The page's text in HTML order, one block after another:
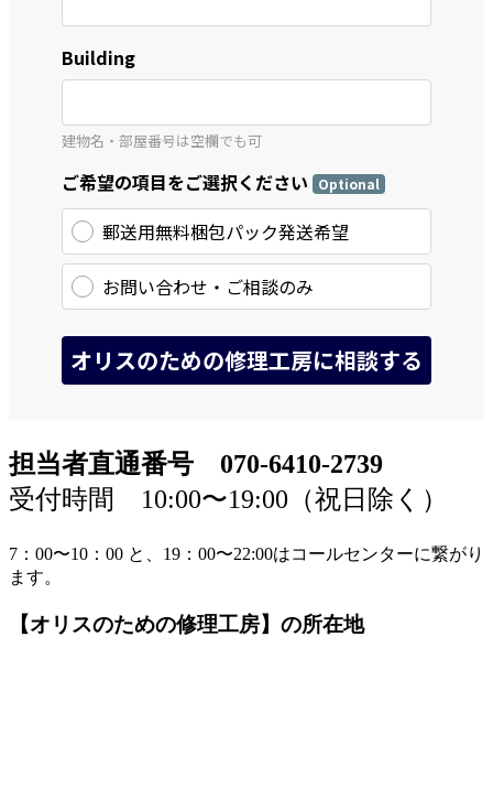
担当者直通番号 070-6410-2739
受付時間 10:00〜19:00（祝日除く）
7：00〜10：00 と、19：00〜22:00はコールセンターに繋がり
ます。
【オリスのための修理工房】の所在地